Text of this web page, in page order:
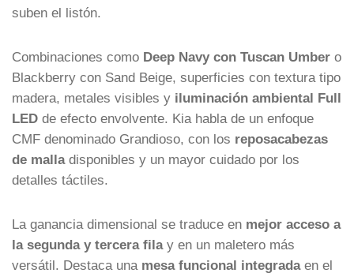
suben el listón.
Combinaciones como Deep Navy con Tuscan Umber o
Blackberry con Sand Beige, superficies con textura tipo
madera, metales visibles y iluminación ambiental Full
LED de efecto envolvente. Kia habla de un enfoque
CMF denominado Grandioso, con los reposacabezas
de malladisponibles y un mayor cuidado por los
detalles táctiles.
La ganancia dimensional se traduce en mejor acceso a
la segunda y tercera filay en un maletero más
versátil. Destaca una mesa funcional integradaen el